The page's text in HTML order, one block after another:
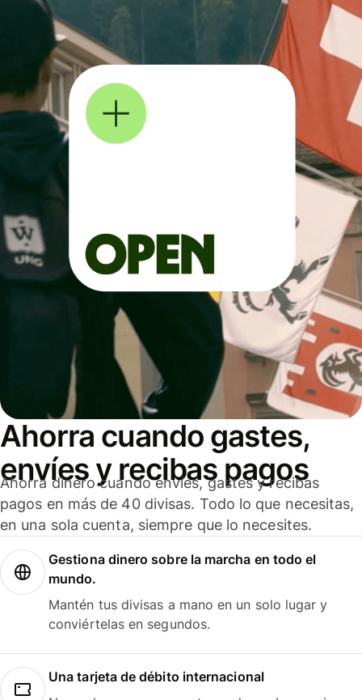
Ahorra cuando gastes,
envíes y recibas pagos
Ahorra dinero cuando envíes, gastes y recibas
pagos en más de 40 divisas. Todo lo que necesitas,
en una sola cuenta, siempre que lo necesites.
Gestiona dinero sobre la marcha en todo el
mundo.
Mantén tus divisas a mano en un solo lugar y
conviértelas en segundos.
Una tarjeta de débito internacional